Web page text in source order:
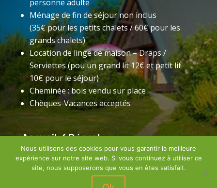
personne adulte
Ménage de fin de séjour non inclus
(35€ pour les petits chalets / 60€ pour les
grands chalets)
Location de linge de maison – Draps /
Serviettes (pou un grand lit 12€ et petit lit
10€ pour le séjour)
Cheminée : bois vendu sur place
Chèques-Vacances acceptés
Accueil / Départ
Accueil à l’arrivée de 16 h 00 à 18 h 00
État des lieux / Départ entre 8 h 00 et 10 h 00
Nous utilisons des cookies pour vous garantir la meilleure
expérience sur notre site web. Si vous continuez à utiliser ce
site, nous supposerons que vous en êtes satisfait.